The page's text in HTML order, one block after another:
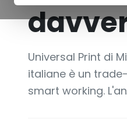
Universal Print di
italiane è un
smart working.